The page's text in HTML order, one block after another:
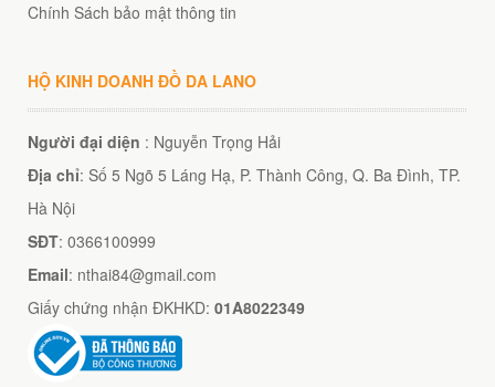
Chính Sách bảo mật thông tin
HỘ KINH DOANH ĐỒ DA LANO
Người đại diện : Nguyễn Trọng Hải
Địa chỉ: Số 5 Ngõ 5 Láng Hạ, P. Thành Công, Q. Ba Đình, TP.
Hà Nội
SĐT: 0366100999
Email: nthai84@gmail.com
Giấy chứng nhận ĐKHKD: 01A8022349